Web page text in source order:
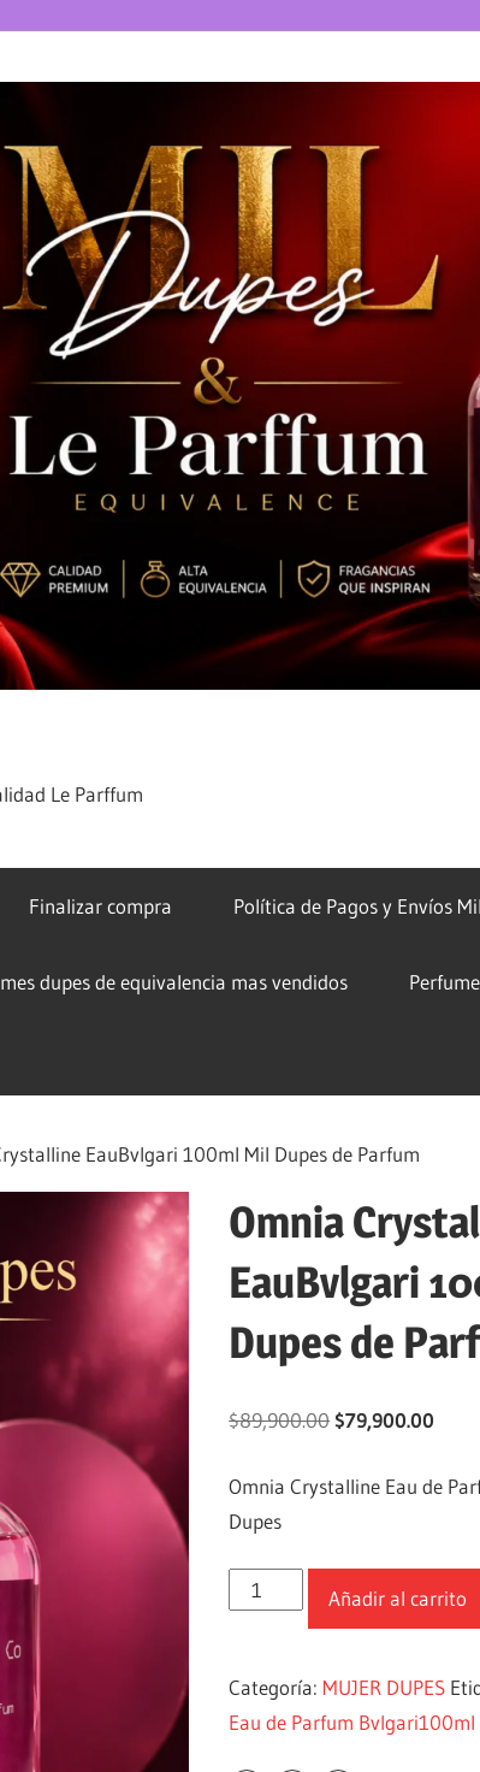
Le Parffum
Finalizar compra Política de Pagos y Envíos
dupes de equivalencia mas vendidos
EauBvlgari 100ml Mil Dupes de Parfum
Omnia
EauBvlgari
Dupes de
$89,900.00$79,900.00
Omnia Crystalline Eau de
Dupes
Añadir al carrito
Categoría: MUJER DUPES
Eau de Parfum Bvlgari100ml